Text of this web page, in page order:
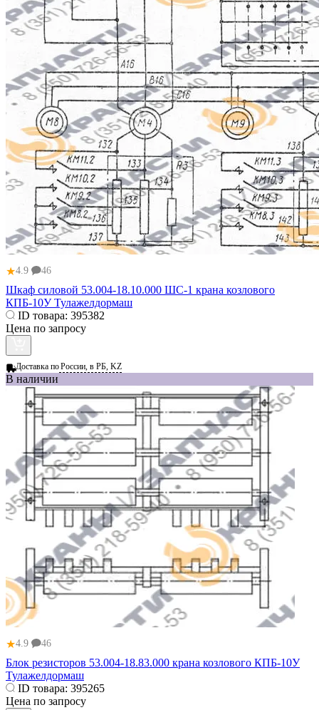
★4.9 46
Шкаф силовой 53.004-18.10.000 ШС-1 крана козлового
КПБ-10У Тулажелдормаш
ID товара: 395382
Цена по запросу
Доставка поРоссии, в РБ, KZ
В наличии
★4.9 46
Блок резисторов 53.004-18.83.000 крана козлового КПБ-10У
Тулажелдормаш
ID товара: 395265
Цена по запросу